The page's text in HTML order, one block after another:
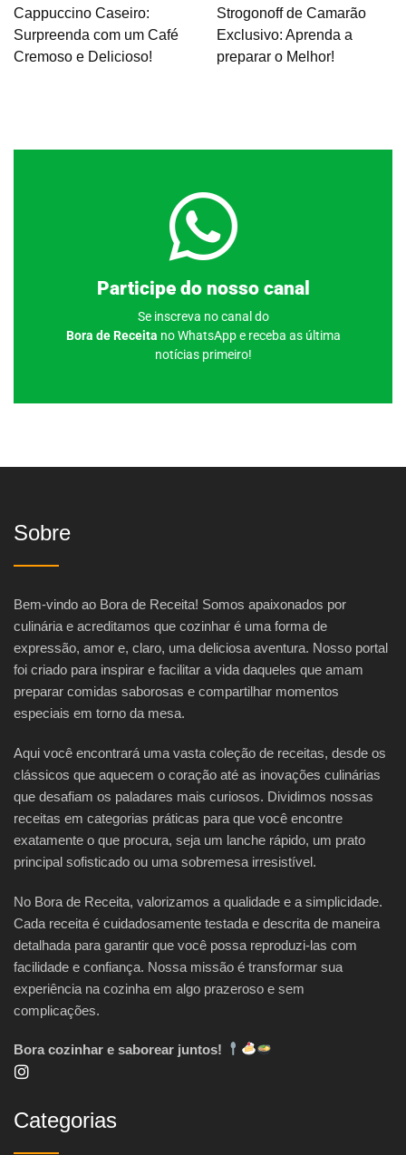
Cappuccino Caseiro:
Surpreenda com um Café
Cremoso e Delicioso!
Strogonoff de Camarão
Exclusivo: Aprenda a
preparar o Melhor!
Participe do nosso canal
Se inscreva no canal do
Bora de Receita no WhatsApp e receba as última
notícias primeiro!
Clique aqui
Sobre
Bem-vindo ao Bora de Receita! Somos apaixonados por
culinária e acreditamos que cozinhar é uma forma de
expressão, amor e, claro, uma deliciosa aventura. Nosso portal
foi criado para inspirar e facilitar a vida daqueles que amam
preparar comidas saborosas e compartilhar momentos
especiais em torno da mesa.
Aqui você encontrará uma vasta coleção de receitas, desde os
clássicos que aquecem o coração até as inovações culinárias
que desafiam os paladares mais curiosos. Dividimos nossas
receitas em categorias práticas para que você encontre
exatamente o que procura, seja um lanche rápido, um prato
principal sofisticado ou uma sobremesa irresistível.
No Bora de Receita, valorizamos a qualidade e a simplicidade.
Cada receita é cuidadosamente testada e descrita de maneira
detalhada para garantir que você possa reproduzi-las com
facilidade e confiança. Nossa missão é transformar sua
experiência na cozinha em algo prazeroso e sem
complicações.
Bora cozinhar e saborear juntos!
Categorias